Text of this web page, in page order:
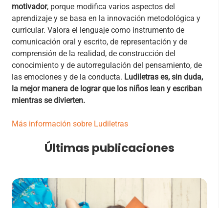
motivador, porque modifica varios aspectos del
aprendizaje y se basa en la innovación metodológica y
curricular. Valora el lenguaje como instrumento de
comunicación oral y escrito, de representación y de
comprensión de la realidad, de construcción del
conocimiento y de autorregulación del pensamiento, de
las emociones y de la conducta. Ludiletras es, sin duda,
la mejor manera de lograr que los niños lean y escriban
mientras se divierten.
Más información sobre Ludiletras
Últimas publicaciones